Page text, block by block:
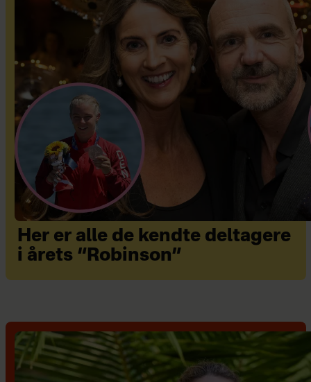
Her er alle de kendte deltagere
i årets “Robinson”